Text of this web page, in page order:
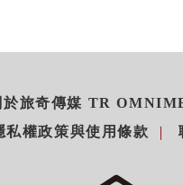
於旅奇傳媒 TR
私權政策與使用條款